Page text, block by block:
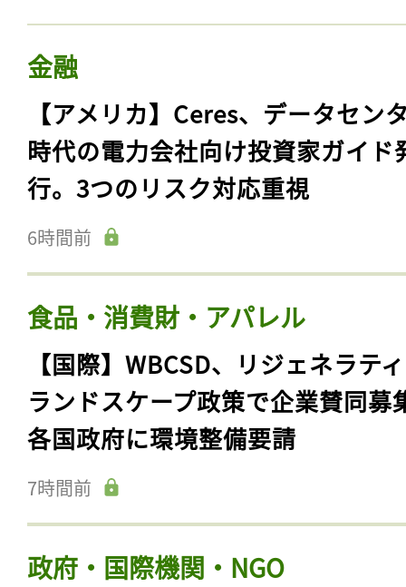
金融
【アメリカ】Ceres、データセン
時代の電力会社向け投資家ガイド
行。3つのリスク対応重視
6時間前
食品・消費財・アパレル
【国際】WBCSD、リジェネラテ
ランドスケープ政策で企業賛同募
各国政府に環境整備要請
7時間前
政府・国際機関・NGO